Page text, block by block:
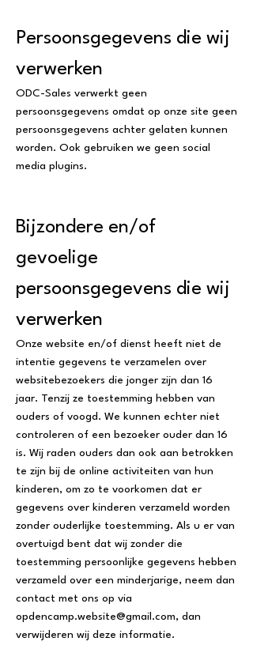
Persoonsgegevens die wij
verwerken
ODC-Sales verwerkt geen
persoonsgegevens omdat op onze site geen
persoonsgegevens achter gelaten kunnen
worden. Ook gebruiken we geen social
media plugins.
Bijzondere en/of
gevoelige
persoonsgegevens die wij
verwerken
Onze website en/of dienst heeft niet de
intentie gegevens te verzamelen over
websitebezoekers die jonger zijn dan 16
jaar. Tenzij ze toestemming hebben van
ouders of voogd. We kunnen echter niet
controleren of een bezoeker ouder dan 16
is. Wij raden ouders dan ook aan betrokken
te zijn bij de online activiteiten van hun
kinderen, om zo te voorkomen dat er
gegevens over kinderen verzameld worden
zonder ouderlijke toestemming. Als u er van
overtuigd bent dat wij zonder die
toestemming persoonlijke gegevens hebben
verzameld over een minderjarige, neem dan
contact met ons op via
opdencamp.website@gmail.com, dan
verwijderen wij deze informatie.